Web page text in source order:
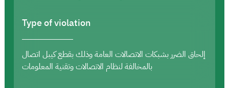
Type of violation
إلحاق الضرر بشبكات الاتصالات العامة وذلك بقطع كيبل اتصال
بالمخالفة لنظام الاتصالات وتقنية المعلومات